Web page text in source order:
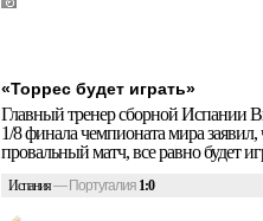
«Торрес будет играть»
Главный тренер сборной Испании
1/8 финала чемпионата мира
провальный матч, все равно будет
Испания— Португалия 1:0